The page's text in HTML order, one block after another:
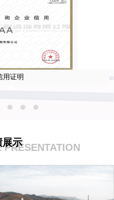
家 高级经济师 一级造价师 煤炭造
专家 从事煤炭、建筑工程咨询工
有丰富的煤炭项目建设与工程咨
用证明
展示
PRESENTATION